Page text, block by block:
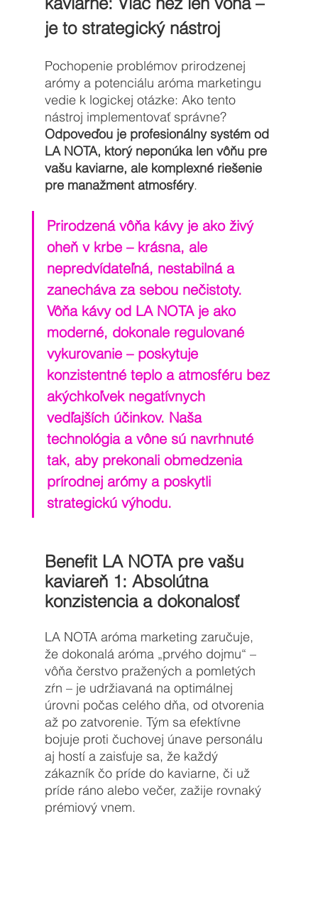
je to strategický nástroj
Pochopenie problémov prirodzenej
arómy a potenciálu aróma marketingu
vedie k logickej otázke: Ako tento
nástroj implementovať správne?
Odpoveďou je profesionálny systém od
LA NOTA, ktorý neponúka len vôňu pre
vašu kaviarne, ale komplexné riešenie
pre manažment atmosféry.
Prirodzená vôňa kávy je ako živý
oheň v krbe – krásna, ale
nepredvídateľná, nestabilná a
zanecháva za sebou nečistoty.
Vôňa kávy od LA NOTA je ako
moderné, dokonale regulované
vykurovanie – poskytuje
konzistentné teplo a atmosféru bez
akýchkoľvek negatívnych
vedľajších účinkov. Naša
technológia a vône sú navrhnuté
tak, aby prekonali obmedzenia
prírodnej arómy a poskytli
strategickú výhodu.
Benefit LA NOTA pre vašu
kaviareň 1: Absolútna
konzistencia a dokonalosť
LA NOTA aróma marketing zaručuje,
že dokonalá aróma „prvého dojmu“ –
vôňa čerstvo pražených a pomletých
zŕn – je udržiavaná na optimálnej
úrovni počas celého dňa, od otvorenia
až po zatvorenie. Tým sa efektívne
bojuje proti čuchovej únave personálu
aj hostí a zaisťuje sa, že každý
zákazník čo príde do kaviarne, či už
príde ráno alebo večer, zažije rovnaký
prémiový vnem.